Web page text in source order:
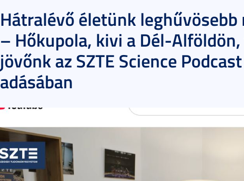
Hátralévő életünk leghűvösebb
– Hőkupola, kivi a Dél-
jövőnk az SZTE Science
adásában